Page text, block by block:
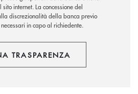
sito internet.La concessione del
discrezionalità della banca previo
in capo al richiedente.
TRASPARENZA